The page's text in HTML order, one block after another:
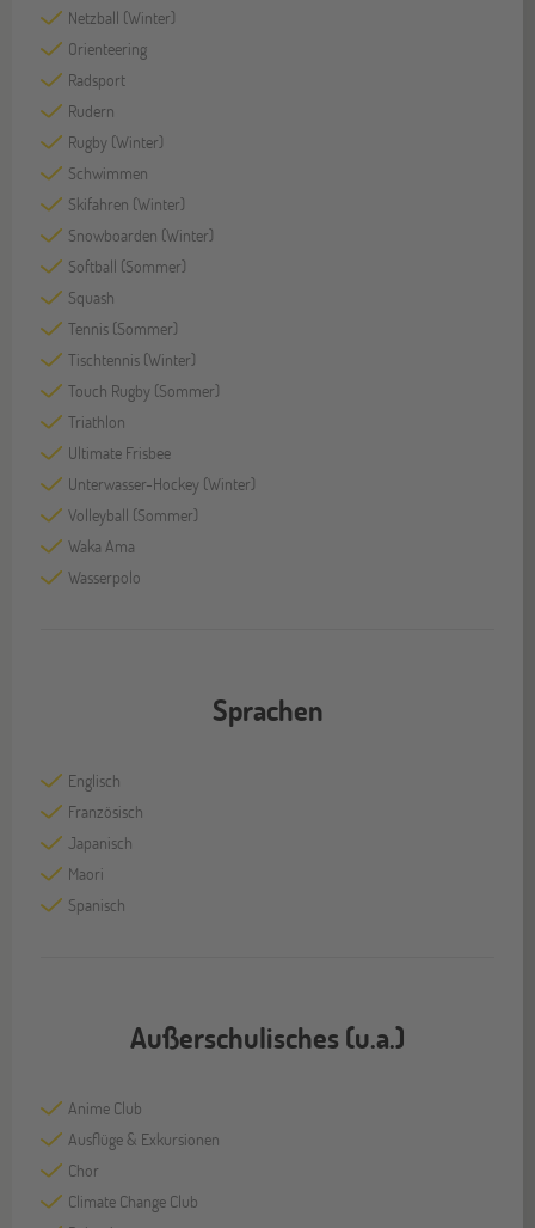
Netzball (Winter)
Orienteering
Radsport
Rudern
Rugby (Winter)
Schwimmen
Skifahren (Winter)
Snowboarden (Winter)
Softball (Sommer)
Squash
Tennis (Sommer)
Tischtennis (Winter)
Touch Rugby (Sommer)
Triathlon
Ultimate Frisbee
Unterwasser-Hockey (Winter)
Volleyball (Sommer)
Waka Ama
Wasserpolo
Sprachen
Englisch
Französisch
Japanisch
Maori
Spanisch
Außerschulisches (u.a.)
Anime Club
Ausflüge & Exkursionen
Chor
Climate Change Club